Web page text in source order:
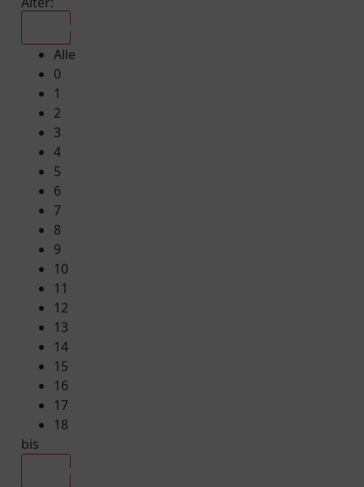
Alle
0
1
2
3
4
5
6
7
8
9
10
11
12
13
14
15
16
17
18
bis